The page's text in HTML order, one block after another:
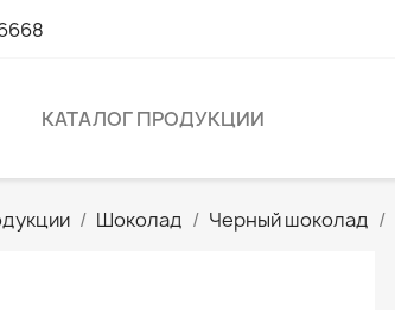
КАТАЛОГ ПРОДУКЦИИ
Шоколад Черный шоколад